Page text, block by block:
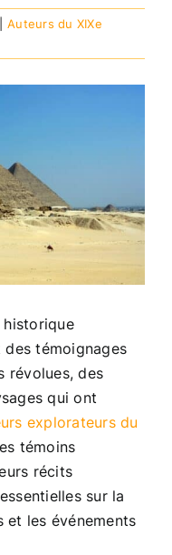
Auteurs du XIXe
historique
témoignages
révolues, des
qui ont
explorateurs du
témoins
récits
sur la
et les événements